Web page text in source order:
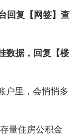
回复【网签】查
数据，回复【楼
户里，会悄悄多
量住房公积金